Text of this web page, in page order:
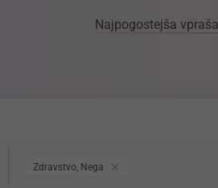
Najpogostejša
Zdravstvo, Nega